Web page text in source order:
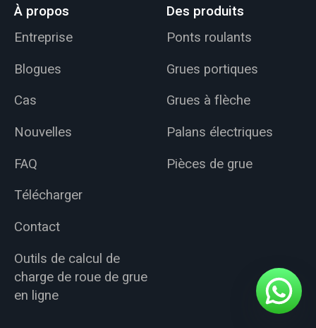
À propos
Entreprise
Blogues
Cas
Nouvelles
FAQ
Télécharger
Contact
Outils de calcul de
charge de roue de grue
en ligne
Des produits
Ponts roulants
Grues portiques
Grues à flèche
Palans électriques
Pièces de grue